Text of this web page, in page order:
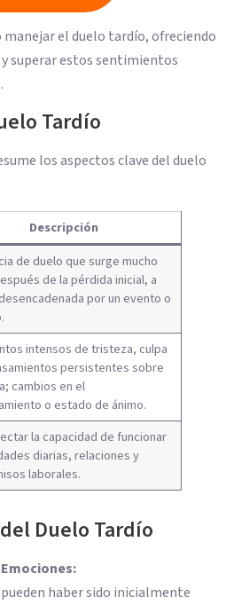
el duelo tardío, ofreciendo
superar estos sentimientos
Tardío
los aspectos clave del duelo
Descripción
de duelo que surge mucho
de la pérdida inicial, a
por un evento o
intensos de tristeza, culpa
persistentes sobre
cambios en el
o estado de ánimo.
la capacidad de funcionar
diarias, relaciones y
laborales.
Duelo Tardío
haber sido inicialmente